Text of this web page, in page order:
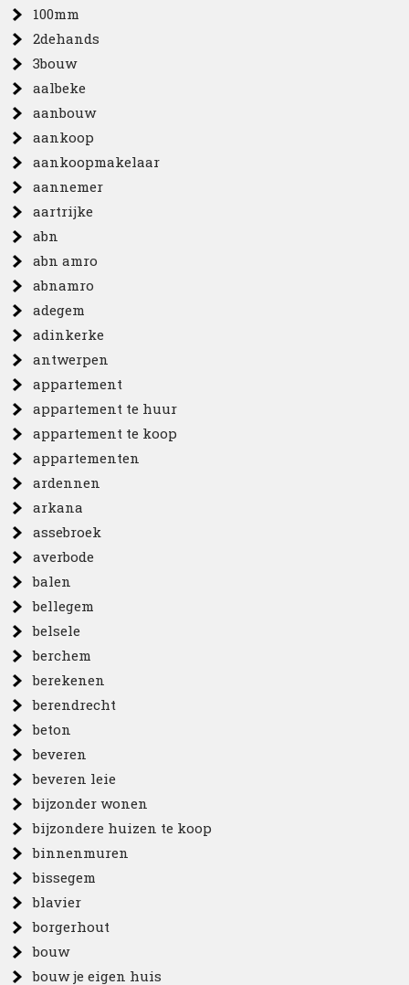
100mm
2dehands
3bouw
aalbeke
aanbouw
aankoop
aankoopmakelaar
aannemer
aartrijke
abn
abn amro
abnamro
adegem
adinkerke
antwerpen
appartement
appartement te huur
appartement te koop
appartementen
ardennen
arkana
assebroek
averbode
balen
bellegem
belsele
berchem
berekenen
berendrecht
beton
beveren
beveren leie
bijzonder wonen
bijzondere huizen te koop
binnenmuren
bissegem
blavier
borgerhout
bouw
bouw je eigen huis